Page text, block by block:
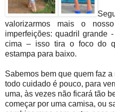
valorizarmos mais o
imperfeições: quadril grande
cima – isso tira o foco do
estampa para baixo.
Sabemos bem que quem faz
todo cuidado é pouco, para
uma, às vezes não ficará tão
começar por uma camisa, ou